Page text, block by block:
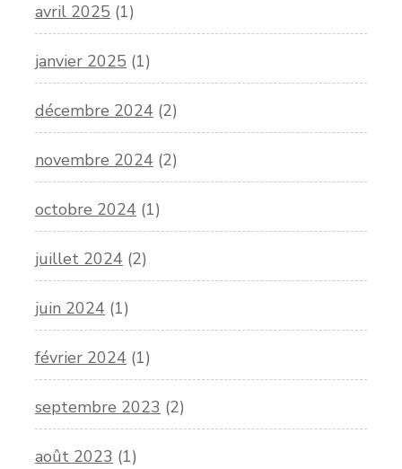
avril 2025 (1)
janvier 2025 (1)
décembre 2024 (2)
novembre 2024 (2)
octobre 2024 (1)
juillet 2024 (2)
juin 2024 (1)
février 2024 (1)
septembre 2023 (2)
août 2023 (1)